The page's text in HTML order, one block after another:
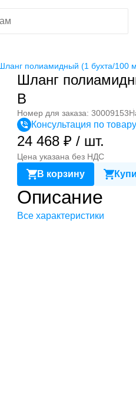
полиамидный (1 бухта/100
Шланг
B
Номер для заказа: 30009153
Консультация по товару
24 468 ₽ / шт.
Цена указана без НДС
В корзину
Описание
Все характеристики